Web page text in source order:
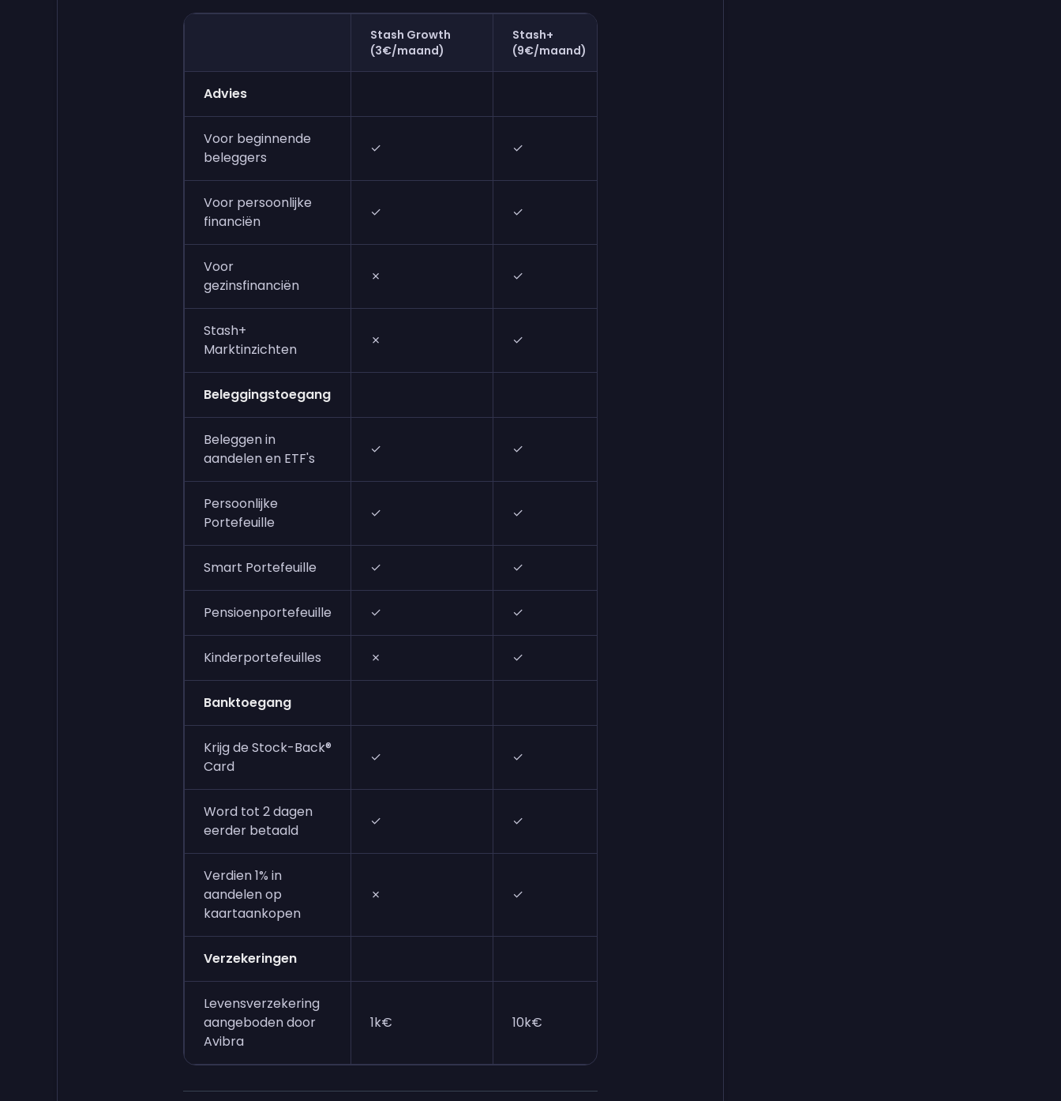
Stash Growth
(3€/maand)
Stash+
(9€/maand)
Advies
Voor beginnende
beleggers
✓ ✓
Voor persoonlijke
financiën
✓ ✓
Voor
gezinsfinanciën
✗ ✓
Stash+
Marktinzichten
✗ ✓
Beleggingstoegang
Beleggen in
aandelen en ETF's
✓ ✓
Persoonlijke
Portefeuille
✓ ✓
Smart Portefeuille ✓ ✓
Pensioenportefeuille ✓ ✓
Kinderportefeuilles ✗ ✓
Banktoegang
Krijg de Stock-Back®
Card
✓ ✓
Word tot 2 dagen
eerder betaald
✓ ✓
Verdien 1% in
aandelen op
kaartaankopen
✗ ✓
Verzekeringen
Levensverzekering
aangeboden door
Avibra
1k€ 10k€